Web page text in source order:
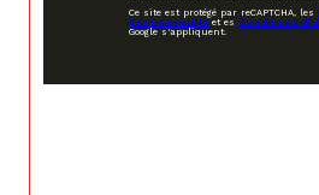
Ce site est protégé par reCAPTCHA, les
Confidentialitéet esConditions
Google s'appliquent.